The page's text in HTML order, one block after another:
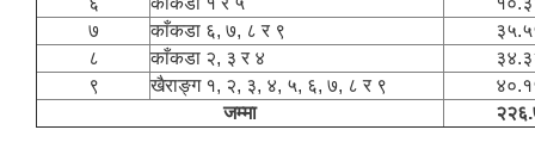
७
काँकडा ६, ७, ८ र ९
८
काँकडा २, ३ र ४
९
खैराङ्ग १, २, ३, ४, ५, ६, ७, ८ र ९
जम्मा